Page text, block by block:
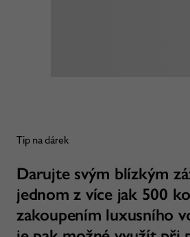
Tip na dárek
Darujte svým blízkým
jednom z více jak 500
zakoupením luxusního